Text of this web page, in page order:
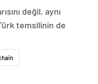
değil, aynı
temsilinin de